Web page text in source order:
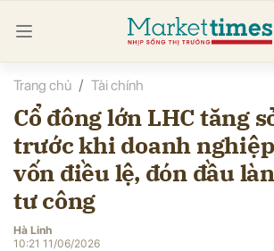
Trang chủ Tài chính
Cổ đông lớn LHC tăng
trước khi doanh
vốn điều lệ, đón đầu
tư công
Hà Linh
10:21 11/06/2026
luận